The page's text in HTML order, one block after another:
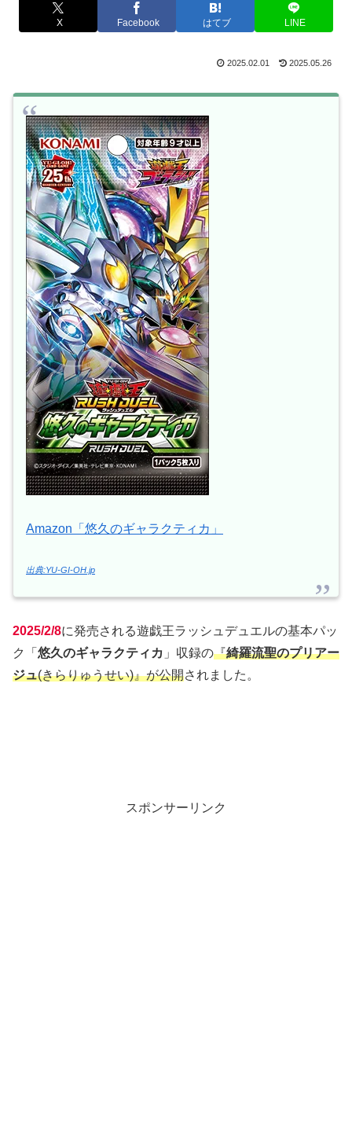
X Facebook はてブ LINE
2025.02.01 2025.05.26
Amazon「悠久のギャラクティカ」
出典:YU-GI-OH.jp
2025/2/8に発売される遊戯王ラッシュデュエルの基本パッ
ク「 悠久のギャラクティカ 」収録の『綺羅流聖のプリアー
ジュ(きらりゅうせい)』が公開されました。
スポンサーリンク